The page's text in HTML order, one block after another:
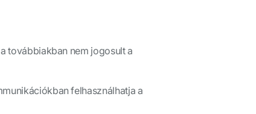
továbbiakban nem jogosult a
felhasználhatja a